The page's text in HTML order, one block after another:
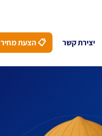
יצירת קשר 📋 הצעת מחיר